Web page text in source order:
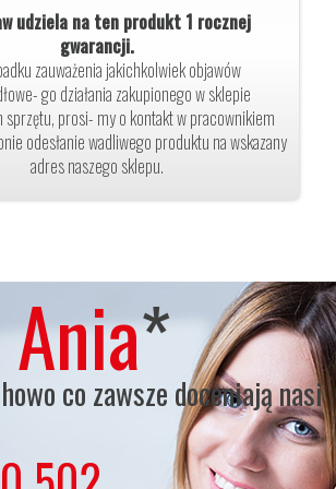
udziela na ten produkt 1 rocznej
gwarancji.
zauważenia jakichkolwiek objawów
go działania zakupionego w sklepie
prosi- my o kontakt w pracownikiem
odesłanie wadliwego produktu na wskazany
adres naszego sklepu.
*
co zawsze doceniają nasi